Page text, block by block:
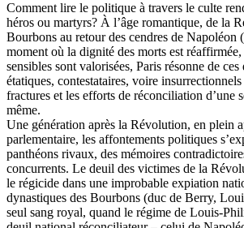
Comment lire le politique à travers le culte
héros ou martyrs? À l’âge romantique, de la
Bourbons au retour des cendres de Napoléon
moment où la dignité des morts est
sensibles sont valorisées, Paris résonne de
étatiques, contestataires, voire
fractures et les efforts de réconciliation d’une
même.
Une génération après la Révolution, en plein
parlementaire, les affontements politiques
panthéons rivaux, des mémoires
concurrents. Le deuil des victimes de la
le régicide dans une improbable expiation
dynastiques des Bourbons (duc de Berry,
seul sang royal, quand le régime de Louis-